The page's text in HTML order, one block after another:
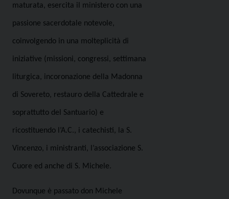
maturata, esercita il ministero con una
passione sacerdotale notevole,
coinvolgendo in una molteplicità di
iniziative (missioni, congressi, settimana
liturgica, incoronazione della Madonna
di Sovereto, restauro della Cattedrale e
soprattutto del Santuario) e
ricostituendo l’A.C., i catechisti, la S.
Vincenzo, i ministranti, l’associazione S.
Cuore ed anche di S. Michele.
Dovunque è passato don Michele